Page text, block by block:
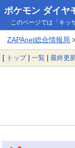
ポケモン ダイヤ
このページでは「キッ
ZAPAnet総合情報局
[ トップ| 一覧 | 最終更